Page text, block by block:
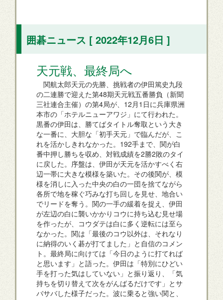
囲碁ニュース [ 2022年12月6日 ]
天元戦、最終局へ
関航太郎天元の先勝、挑戦者の伊田篤史九段
の二連勝で迎えた第48期天元戦五番勝負（新聞
三社連合主催）の第4局が、12月1日に兵庫県洲
本市の「ホテルニューアワジ」にて行われた。
黒番の伊田は、勝てばタイトル奪取という大き
な一番に、大胆な「初手天元」で臨んだが、こ
れを活かしきれなかった。192手まで、関が白
番中押し勝ちを収め、対戦成績を2勝2敗のタイ
に戻した。序盤は、伊田が天元を活かすべく右
辺一帯に大きな模様を築いた。その後関が、模
様を消しに入った中央の白の一団を捨てながら
各所で地を稼ぐ巧みな打ち回しを見せ、地合い
でリードを奪う。関の一手の緩着を捉え、伊田
が左辺の白に襲いかかりコウに持ち込む見せ場
を作ったが、コウダテは白に多く逆転には至ら
なかった。関は「最後のコウ以外は、それなり
に納得のいく碁が打てました」と自信のコメン
ト。最終局に向けては「今日のように打てれば
と思います」と語った。伊田は「特別にひどい
手を打った気はしていない」と振り返り、「気
持ちを切り替えて次をがんばるだけです」とサ
バサバした様子だった。波に乗ると強い関と、